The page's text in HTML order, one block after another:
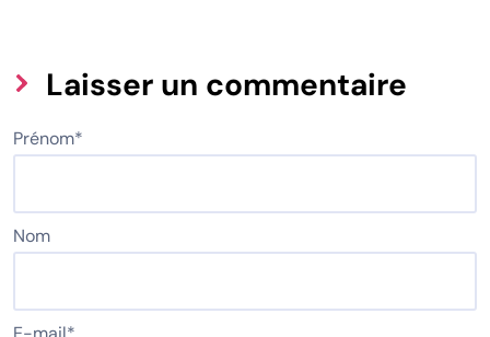
Laisser un commentaire
Prénom*
Nom